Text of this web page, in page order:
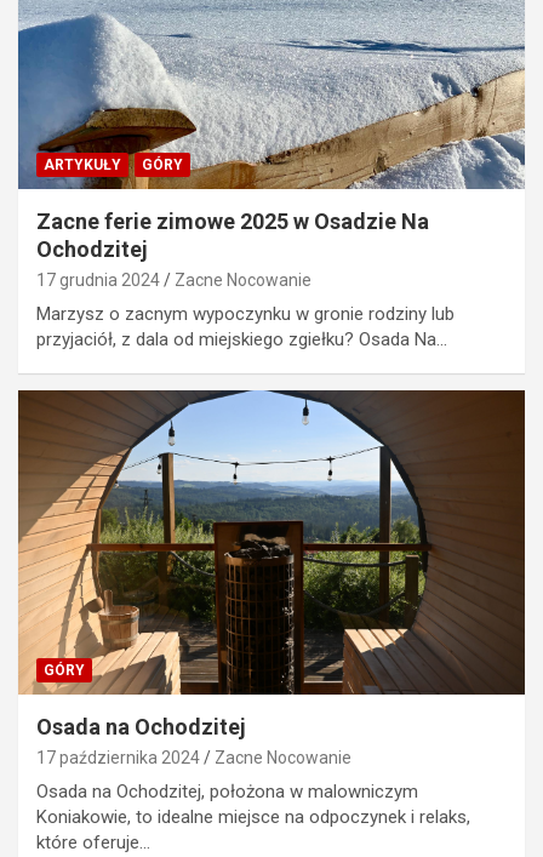
ARTYKUŁY GÓRY
Zacne ferie zimowe 2025 w Osadzie Na
Ochodzitej
17 grudnia 2024 Zacne Nocowanie
Marzysz o zacnym wypoczynku w gronie rodziny lub
przyjaciół, z dala od miejskiego zgiełku? Osada Na…
GÓRY
Osada na Ochodzitej
17 października 2024 Zacne Nocowanie
Osada na Ochodzitej, położona w malowniczym
Koniakowie, to idealne miejsce na odpoczynek i relaks,
które oferuje…